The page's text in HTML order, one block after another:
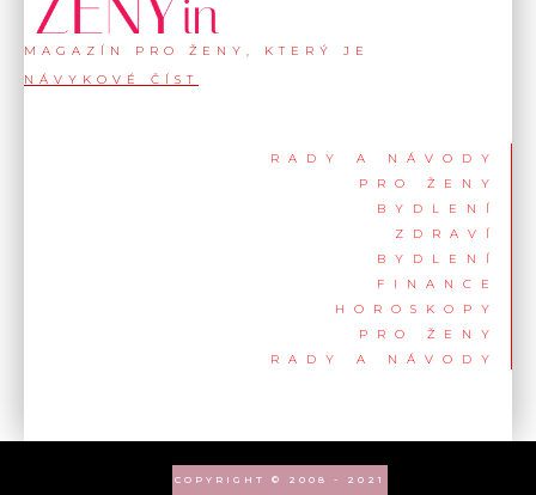
MAGAZÍN PRO ŽENY, KTERÝ JE
NÁVYKOVÉ ČÍST
RADY A NÁVODY
PRO ŽENY
BYDLENÍ
ZDRAVÍ
BYDLENÍ
FINANCE
HOROSKOPY
PRO ŽENY
RADY A NÁVODY
COPYRIGHT © 2008 - 2021